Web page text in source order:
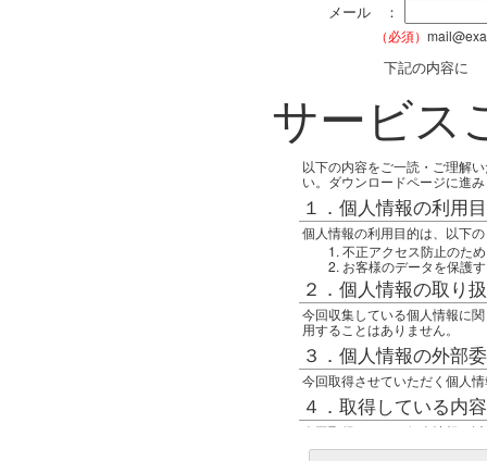
メール ：
（必須）
下記の内容に
サービス
以下の内容をご一読・ご理解
い。ダウンロードページに進
１．個人情報の利用
個人情報の利用目的は、以下
不正アクセス防止のため
お客様のデータを保護
２．個人情報の取り
今回収集している個人情報に
用することはありません。
３．個人情報の外部
今回取得させていただく個人
４．取得している内
今回取得している個人情報は
任意の名前